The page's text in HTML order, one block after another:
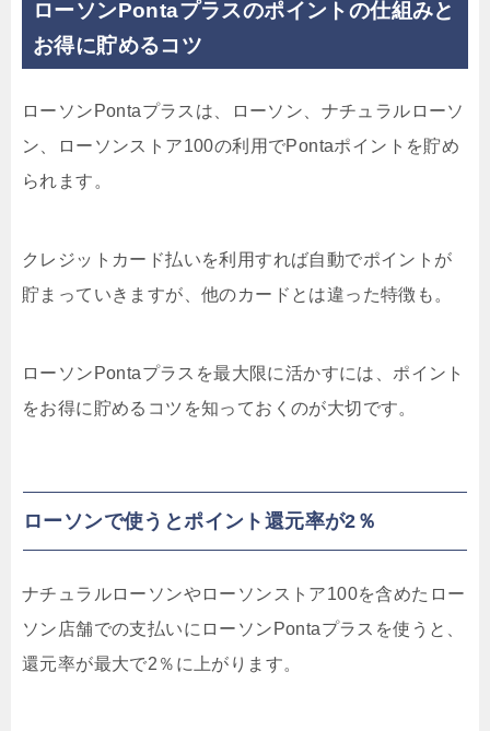
ローソンPontaプラスのポイントの仕組みと
お得に貯めるコツ
ローソンPontaプラスは、ローソン、ナチュラルローソ
ン、ローソンストア100の利用でPontaポイントを貯め
られます。
クレジットカード払いを利用すれば自動でポイントが
貯まっていきますが、他のカードとは違った特徴も。
ローソンPontaプラスを最大限に活かすには、ポイント
をお得に貯めるコツを知っておくのが大切です。
ローソンで使うとポイント還元率が2％
ナチュラルローソンやローソンストア100を含めたロー
ソン店舗での支払いにローソンPontaプラスを使うと、
還元率が最大で2％に上がります。